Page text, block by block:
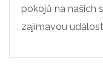
pokojů na našich
zajímavou